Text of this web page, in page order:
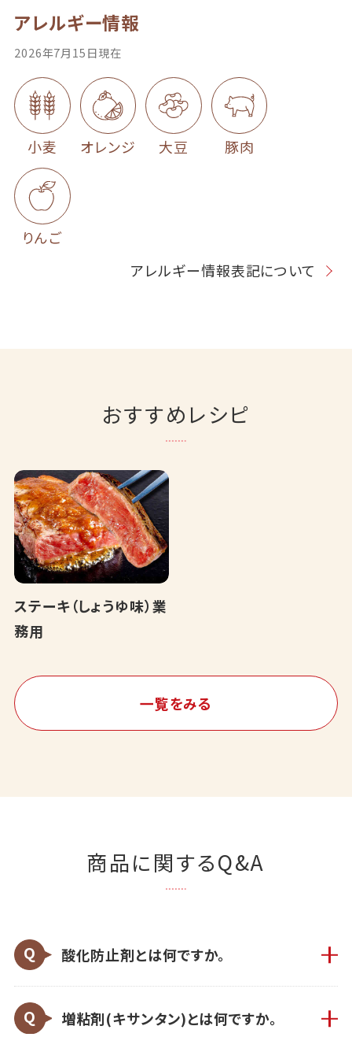
アレルギー情報
2026年7月15日現在
小麦 オレンジ 大豆 豚肉
りんご
アレルギー情報表記について
おすすめレシピ
ステーキ（しょうゆ味）業
務用
一覧をみる
商品に関するQ&A
酸化防止剤とは何ですか。
増粘剤(キサンタン)とは何ですか。